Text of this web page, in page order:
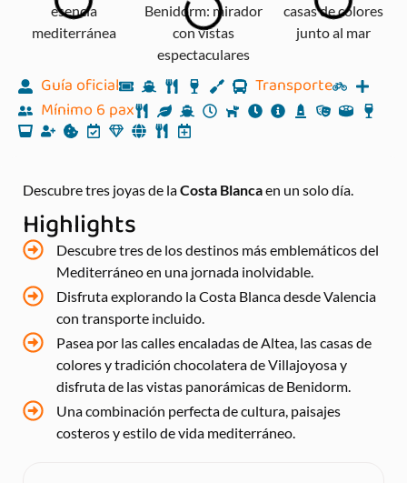
Guía oficial
Transporte
Mínimo 6 pax
Descubre tres joyas de laCosta Blancaen un solo día.
Highlights
Descubre tres de los destinos más emblemáticos del
Mediterráneo en una jornada inolvidable.
Disfruta explorando la Costa Blanca desde Valencia
con transporte incluido.
Pasea por las calles encaladas de Altea, las casas de
colores y tradición chocolatera de Villajoyosa y
disfruta de las vistas panorámicas de Benidorm.
Una combinación perfecta de cultura, paisajes
costeros y estilo de vida mediterráneo.